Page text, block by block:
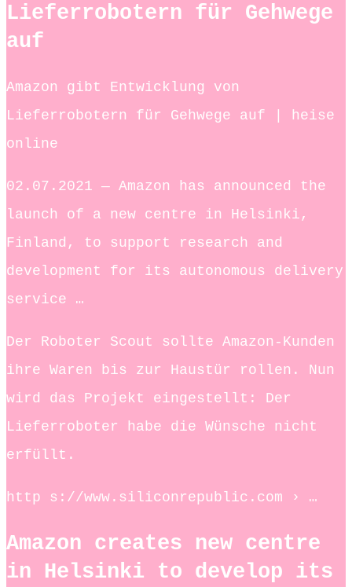
Lieferrobotern für Gehwege
auf
Amazon gibt Entwicklung von
Lieferrobotern für Gehwege auf | heise
online
02.07.2021 — Amazon has announced the
launch of a new centre in Helsinki,
Finland, to support research and
development for its autonomous delivery
service …
Der Roboter Scout sollte Amazon-Kunden
ihre Waren bis zur Haustür rollen. Nun
wird das Projekt eingestellt: Der
Lieferroboter habe die Wünsche nicht
erfüllt.
http s://www.siliconrepublic.com › …
Amazon creates new centre
in Helsinki to develop its